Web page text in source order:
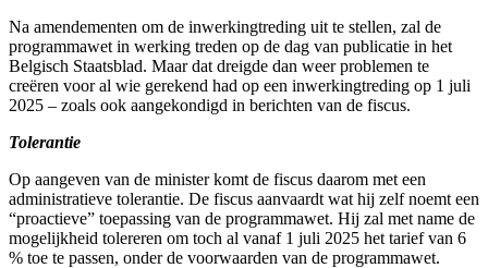
Na amendementen om de inwerkingtreding uit te stellen, zal de
programmawet in werking treden op de dag van publicatie in het
Belgisch Staatsblad. Maar dat dreigde dan weer problemen te
creëren voor al wie gerekend had op een inwerkingtreding op 1 juli
2025 – zoals ook aangekondigd in berichten van de fiscus.
Tolerantie
Op aangeven van de minister komt de fiscus daarom met een
administratieve tolerantie. De fiscus aanvaardt wat hij zelf noemt een
“proactieve” toepassing van de programmawet. Hij zal met name de
mogelijkheid tolereren om toch al vanaf 1 juli 2025 het tarief van 6
% toe te passen, onder de voorwaarden van de programmawet.